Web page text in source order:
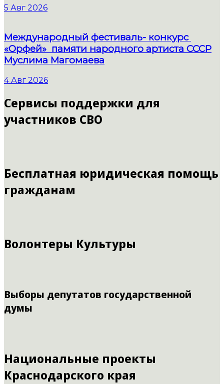
5 Авг 2026
Международный фестиваль- конкурс
«Орфей» памяти народного артиста СССР
Муслима Магомаева
4 Авг 2026
Сервисы поддержки для
участников СВО
Бесплатная юридическая помощь
гражданам
Волонтеры Культуры
Выборы депутатов государственной
думы
Национальные проекты
Краснодарского края